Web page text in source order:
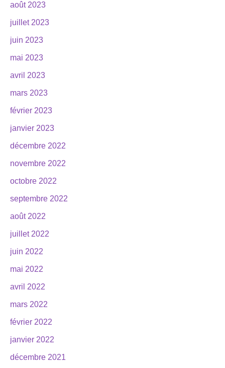
août 2023
juillet 2023
juin 2023
mai 2023
avril 2023
mars 2023
février 2023
janvier 2023
décembre 2022
novembre 2022
octobre 2022
septembre 2022
août 2022
juillet 2022
juin 2022
mai 2022
avril 2022
mars 2022
février 2022
janvier 2022
décembre 2021